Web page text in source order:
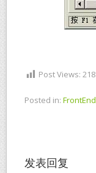
Post Views: 218
Posted in: FrontEnd
发表回复